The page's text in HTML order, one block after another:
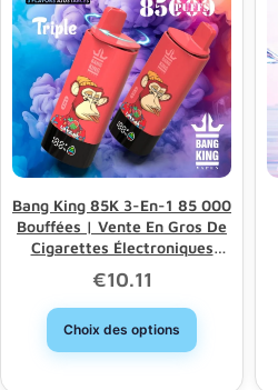
Bang King 85K 3-En-1 85 000
Bouffées | Vente En Gros De
Cigarettes Électroniques
Jetables À Longue Durée De
Vie Et À Triple Option
€10.11
Choix des options